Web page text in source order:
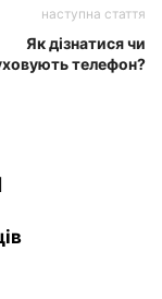
наступна стаття
Як дізнатися чи
телефон?